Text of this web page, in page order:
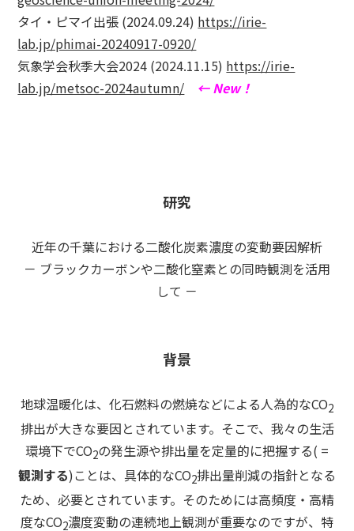
タイ・ピマイ出張 (2024.09.24) https://irie-
lab.jp/phimai-20240917-0920/
気象学会秋季大会2024 (2024.11.15) https://irie-
lab.jp/metsoc-2024autumn/
← New！
研究
近年の千葉における二酸化炭素濃度の変動要因解析
－ ブラックカーボンや二酸化窒素との同時観測を活用
して －
背景
地球温暖化は、化石燃料の燃焼などによる人為的なCO2
排出が大きな要因とされています。そこで、我々の生活
環境下でCO2の発生源や排出量を定量的に把握する( =
観測する)ことは、具体的なCO2排出量削減の指針となる
ため、必要とされています。そのためには高頻度・高精
度なCO2濃度変動の連続地上観測が重要なのですが、特